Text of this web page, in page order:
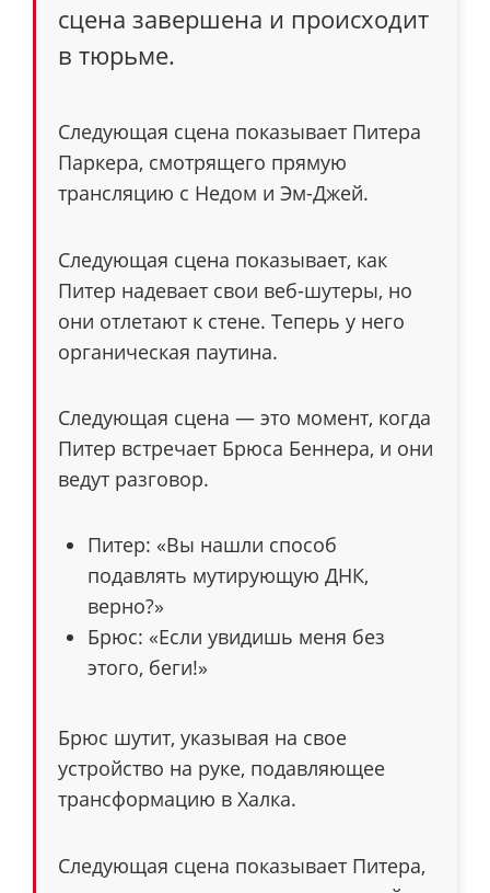
сцена завершена и происходит
в тюрьме.
Следующая сцена показывает Питера
Паркера, смотрящего прямую
трансляцию с Недом и Эм-Джей.
Следующая сцена показывает, как
Питер надевает свои веб-шутеры, но
они отлетают к стене. Теперь у него
органическая паутина.
Следующая сцена — это момент, когда
Питер встречает Брюса Беннера, и они
ведут разговор.
Питер: «Вы нашли способ
подавлять мутирующую ДНК,
верно?»
Брюс: «Если увидишь меня без
этого, беги!»
Брюс шутит, указывая на свое
устройство на руке, подавляющее
трансформацию в Халка.
Следующая сцена показывает Питера,